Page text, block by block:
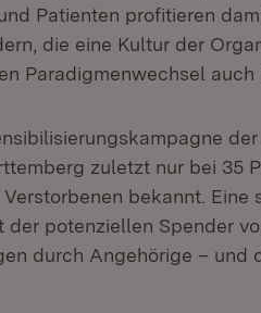
Patienten profitieren
die eine Kultur der
Paradigmenwechsel
zuletzt nur bei 35
bekannt.
der potenziellen Spender
durch Angehörige – und